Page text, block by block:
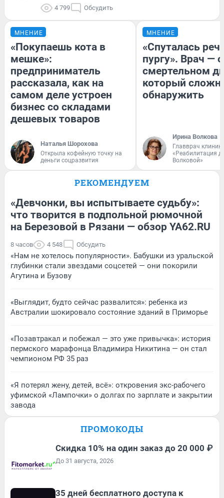
4 799 Обсудить
МНЕНИЕ
«Покупаешь кота в
мешке»:
предприниматель
рассказала, как на
самом деле устроен
бизнес со складами
дешевых товаров
Наталья Шорохова
Открыла кофейную точку на
деньги соцразвития
МНЕНИЕ
«Спуталась
пургу». Врач — о
смертельном
который
обнаружить
Ирина Волкова
Главврач
«Реабилитация
Волковой»
РЕКОМЕНДУЕМ
«Девчонки, вы испытываете судьбу»:
что творится в подпольной рюмочной
на Березовой в Рязани — обзор YA62.RU
8 часов 4 548 Обсудить
«Нам не хотелось популярности». Бабушки из уральской
глубинки стали звездами соцсетей — они покорили
Агутина и Бузову
«Выглядит, будто сейчас развалится»: ребенка из
Австралии шокировало состояние зданий в Приморье
«Позавтракал и побежал — это уже привычка»: история
пермского марафонца Владимира Никитина — он стал
чемпионом РФ 35 раз
«Я потерял жену, детей, всё»: откровения экс-рабочего
уфимской «Лампочки» о долгах по зарплате и закрытии
завода
ПРОМОКОДЫ
Скидка 10% на один заказ до 20 000 ₽
До 31 августа, 2026
35 дней бесплатного доступа к